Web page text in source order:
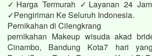
✓Harga Termurah ✓Layanan 24
✓Pengiriman Ke Seluruh Indonesia.
Pernikahan di Cilengkrang
pernikahan Makeup wisuda akad
Cinambo, Bandung Kota7 hari